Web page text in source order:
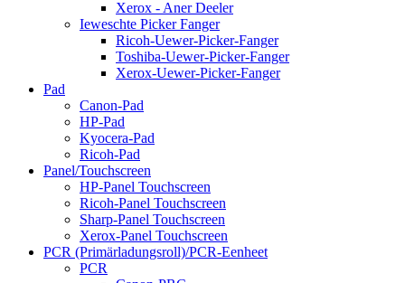
Xerox - Aner Deeler
Ieweschte Picker Fanger
Ricoh-Uewer-Picker-Fanger
Toshiba-Uewer-Picker-Fanger
Xerox-Uewer-Picker-Fanger
Pad
Canon-Pad
HP-Pad
Kyocera-Pad
Ricoh-Pad
Panel/Touchscreen
HP-Panel Touchscreen
Ricoh-Panel Touchscreen
Sharp-Panel Touchscreen
Xerox-Panel Touchscreen
PCR (Primärladungsroll)/PCR-Eenheet
PCR